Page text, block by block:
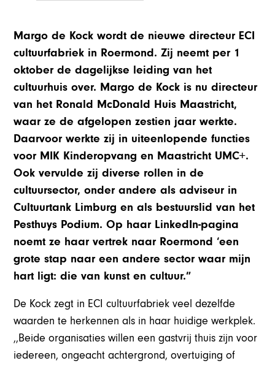
Margo de Kock wordt de nieuwe directeur ECI
cultuurfabriek in Roermond. Zij neemt per 1
oktober de dagelijkse leiding van het
cultuurhuis over. Margo de Kock is nu directeur
van het Ronald McDonald Huis Maastricht,
waar ze de afgelopen zestien jaar werkte.
Daarvoor werkte zij in uiteenlopende functies
voor MIK Kinderopvang en Maastricht UMC+.
Ook vervulde zij diverse rollen in de
cultuursector, onder andere als adviseur in
Cultuurtank Limburg en als bestuurslid van het
Pesthuys Podium. Op haar LinkedIn-pagina
noemt ze haar vertrek naar Roermond ‘een
grote stap naar een andere sector waar mijn
hart ligt: die van kunst en cultuur.”
De Kock zegt in ECI cultuurfabriek veel dezelfde
waarden te herkennen als in haar huidige werkplek.
,,Beide organisaties willen een gastvrij thuis zijn voor
iedereen, ongeacht achtergrond, overtuiging of